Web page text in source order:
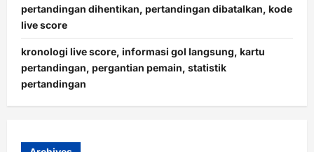
pertandingan dihentikan, pertandingan dibatalkan, kode
live score
kronologi live score, informasi gol langsung, kartu
pertandingan, pergantian pemain, statistik
pertandingan